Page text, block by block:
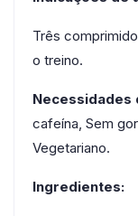
Três
o treino.
Necessidades
cafeína, Sem
Vegetariano.
Ingredientes: